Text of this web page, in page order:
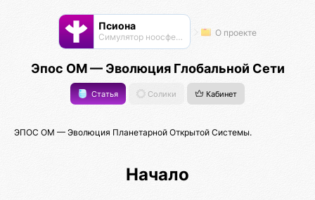
Псиона
Cимулятор ноосферы О проекте
Эпос ОМ — Эволюция Глобальной Сети
Статья Солики Кабинет
ЭПОС ОМ — Эволюция Планетарной Открытой Системы.
Начало